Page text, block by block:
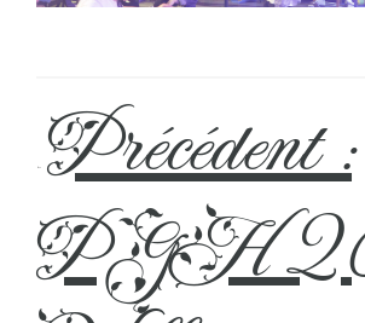
←
Précédent :
PGH